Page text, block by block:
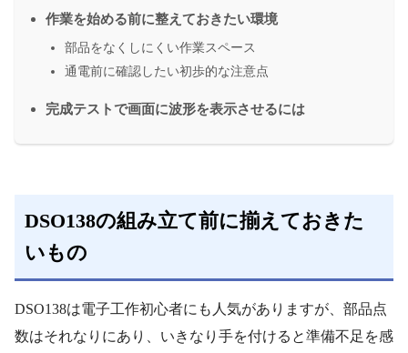
作業を始める前に整えておきたい環境
部品をなくしにくい作業スペース
通電前に確認したい初歩的な注意点
完成テストで画面に波形を表示させるには
DSO138の組み立て前に揃えておきた
いもの
DSO138は電子工作初心者にも人気がありますが、部品点
数はそれなりにあり、いきなり手を付けると準備不足を感